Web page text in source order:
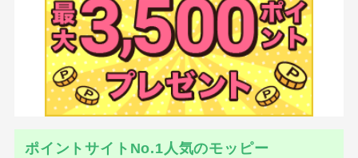
ポイントサイトNo.1人気のモッピー